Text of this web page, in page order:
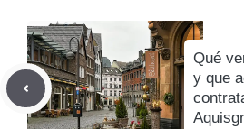
Qué
y que